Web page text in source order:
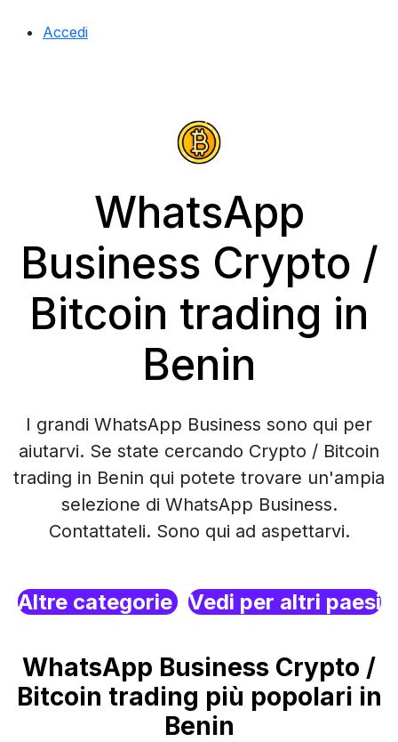
Accedi
WhatsApp
Business Crypto /
Bitcoin trading in
Benin
I grandi WhatsApp Business sono qui per
aiutarvi. Se state cercando Crypto / Bitcoin
trading in Benin qui potete trovare un'ampia
selezione di WhatsApp Business.
Contattateli. Sono qui ad aspettarvi.
Altre categorie Vedi per altri paesi
WhatsApp Business Crypto /
Bitcoin trading più popolari in
Benin